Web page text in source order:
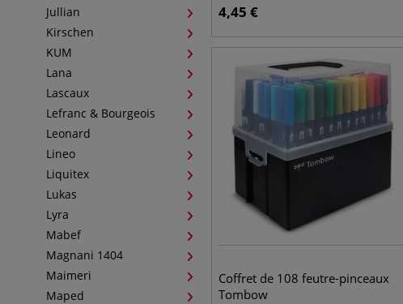
Jullian
Kirschen
KUM
Lana
Lascaux
Lefranc & Bourgeois
Leonard
Lineo
Liquitex
Lukas
Lyra
Mabef
Magnani 1404
Maimeri
Maped
4,45 €
Coffret de 108 feutre-pinceaux
Tombow